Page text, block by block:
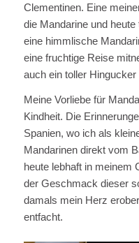
Clementinen. Eine
die Mandarine und
eine himmlische
eine fruchtige Reise
auch ein toller
Meine Vorliebe für
Kindheit. Die
Spanien, wo ich als
Mandarinen direkt vom
heute lebhaft in meinem
der Geschmack dieser
damals mein Herz
entfacht.